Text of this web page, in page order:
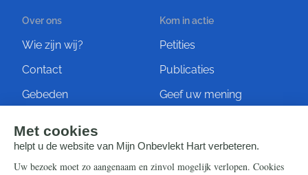
Over ons
Wie zijn wij?
Contact
Gebeden
Kom in actie
Petities
Publicaties
Geef uw mening
Steun ons Info